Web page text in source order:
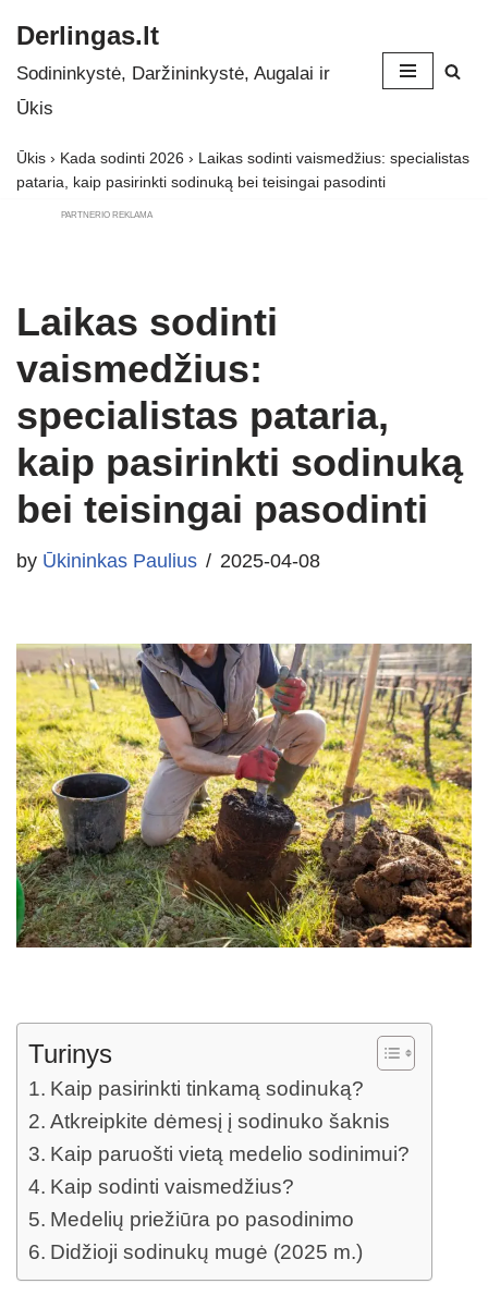
Skip
to
Derlingas.lt
Sodininkystė, Daržininkystė, Augalai ir
Ūkis
Ūkis › Kada sodinti 2026 › Laikas sodinti vaismedžius: specialistas
pataria, kaip pasirinkti sodinuką bei teisingai pasodinti
PARTNERIO REKLAMA
Laikas sodinti
vaismedžius:
specialistas pataria,
kaip pasirinkti sodinuką
bei teisingai pasodinti
by Ūkininkas Paulius 2025-04-08
Turinys
Kaip pasirinkti tinkamą sodinuką?
Atkreipkite dėmesį į sodinuko šaknis
Kaip paruošti vietą medelio sodinimui?
Kaip sodinti vaismedžius?
Medelių priežiūra po pasodinimo
Didžioji sodinukų mugė (2025 m.)